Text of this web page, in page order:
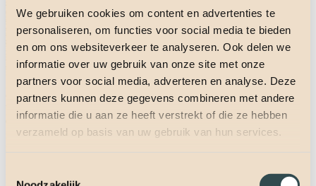
We gebruiken cookies om content en advertenties te
personaliseren, om functies voor social media te bieden
en om ons websiteverkeer te analyseren. Ook delen we
informatie over uw gebruik van onze site met onze
partners voor social media, adverteren en analyse. Deze
partners kunnen deze gegevens combineren met andere
informatie die u aan ze heeft verstrekt of die ze hebben
verzameld op basis van uw gebruik van hun services.